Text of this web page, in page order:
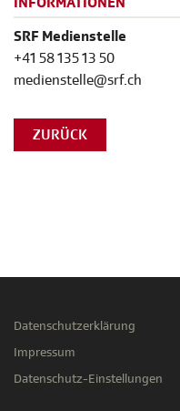
SRF Medienstelle
+41 58 135 13 50
medienstelle@srf.ch
ZURÜCK
Datenschutzerklärung
Impressum
Datenschutz-Einstellungen